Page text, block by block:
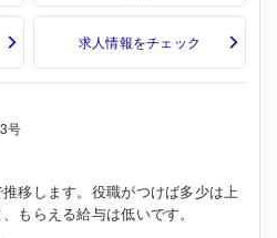
求人情報をチェック
号
移します。役職がつけば多少は上
もらえる給与は低いです。